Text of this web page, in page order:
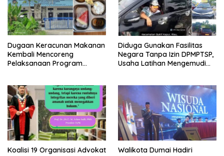
Dugaan Keracunan Makanan
Kembali Mencoreng
Pelaksanaan Program
Bersama Kota Dumai
Diduga Gunakan Fasilitas
Negara Tanpa Izin DPMPTSP,
Usaha Latihan Mengemudi
Koalisi 19 Organisasi Advokat
Walikota Dumai Hadiri